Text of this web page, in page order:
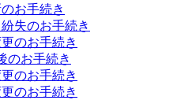
お手続き
失のお手続き
のお手続き
のお手続き
のお手続き
のお手続き